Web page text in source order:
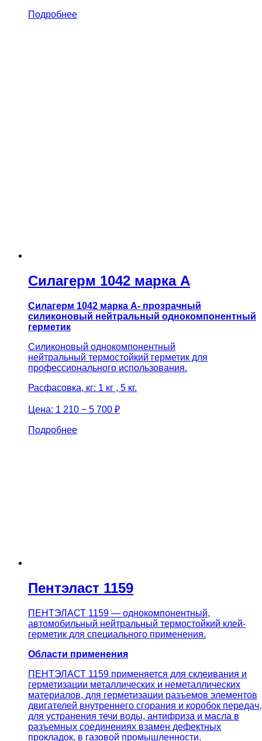
Подробнее
Силагерм 1042 марка А
Силагерм 1042 марка А- прозрачный
силиконовый нейтральный однокомпонентный
герметик
Силиконовый однокомпонентный
нейтральный термостойкий герметик для
профессионального использования.
Расфасовка, кг: 1 кг , 5 кг.
Цена: 1 210 − 5 700 ₽
Подробнее
Пентэласт 1159
ПЕНТЭЛАСТ 1159 — однокомпонентный,
автомобильный нейтральный термостойкий клей-
герметик для специального применения.
Области применения
ПЕНТЭЛАСТ 1159 применяется для склеивания и
герметизации металлических и неметаллических
материалов, для герметизации разъемов элементов
двигателей внутреннего сгорания и коробок передач,
для устранения течи воды, антифриза и масла в
разъемных соединениях взамен дефектных
прокладок, в газовой промышленности.